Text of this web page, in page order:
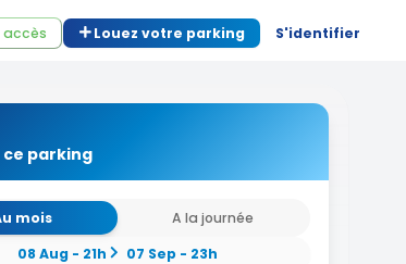
accès Louez votre parking S'identifier
ce parking
mois
A la journée
08 Aug - 21h
07 Sep - 23h